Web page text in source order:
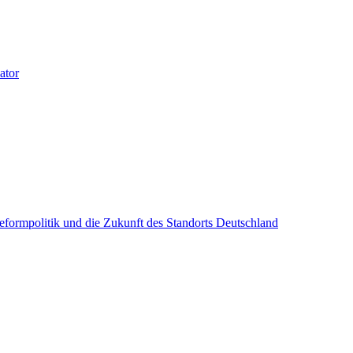
und die Zukunft des Standorts Deutschland